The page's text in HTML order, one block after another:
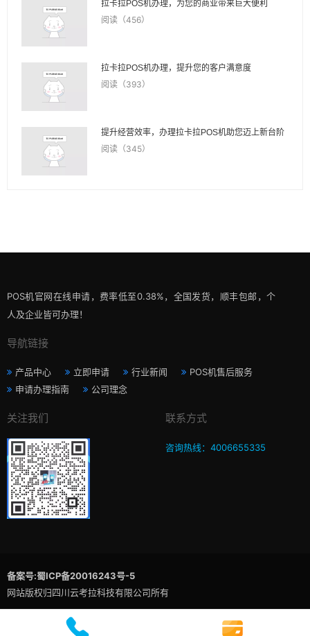
拉卡拉POS机办理，为您的商业带来巨大便利
阅读（456）
拉卡拉POS机办理，提升您的客户满意度
阅读（393）
提升经营效率，办理拉卡拉POS机助您迈上新台阶
阅读（345）
POS机官网在线申请，费率低至0.38%，全国发货，顺丰包邮，个
人及企业皆可办理！
导航链接
产品中心 立即申请 行业新闻
POS机售后服务
申请办理指南
公司理念
关注我们 联系方式
咨询热线：4006655335
备案号:蜀ICP备20016243号-5
网站版权归四川云考拉科技有限公司所有